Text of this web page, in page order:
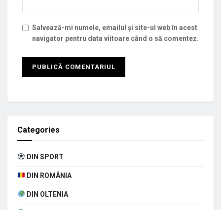
Salvează-mi numele, emailul și site-ul web în acest
navigator pentru data viitoare când o să comentez.
Categories
DIN SPORT
DIN ROMÂNIA
DIN OLTENIA